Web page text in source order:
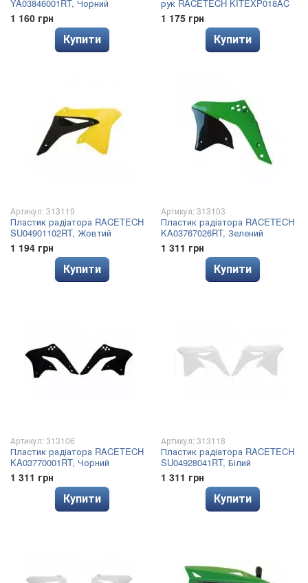
YA03846001RT, Чорний
1 160 грн
Купити
рук RACETECH KITEXP018AC
1 175 грн
Купити
Артикул: 313119
Пластик радіатора RACETECH
SU04901102RT, Жовтий
1 194 грн
Купити
Артикул: 313103
Пластик радіатора RACETECH
KA03767026RT, Зелений
1 311 грн
Купити
Артикул: 313106
Пластик радіатора RACETECH
KA03770001RT, Чорний
1 311 грн
Купити
Артикул: 313118
Пластик радіатора RACETECH
SU04928041RT, Білий
1 311 грн
Купити